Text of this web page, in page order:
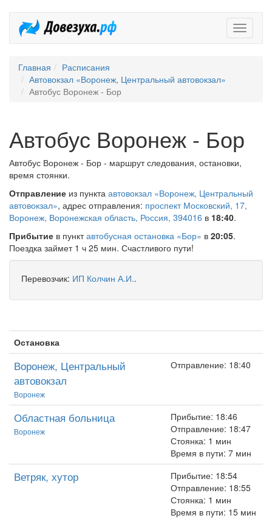
Главная
Расписания
Автовокзал «Воронеж, Центральный автовокзал»
Автобус Воронеж - Бор
Автобус Воронеж - Бор
Автобус Воронеж - Бор - маршрут следования, остановки,
время стоянки.
Отправление из пункта автовокзал «Воронеж, Центральный
автовокзал», адрес отправления: проспект Московский, 17,
Воронеж, Воронежская область, Россия, 394016 в 18:40.
Прибытие в пунктавтобусная остановка «Бор» в 20:05.
Поездка займет 1 ч 25 мин. Счастливого пути!
Перевозчик: ИП Колчин А.И..
Остановка
Воронеж, Центральный
автовокзал
Воронеж
Отправление: 18:40
Областная больница
Воронеж
Прибытие: 18:46
Отправление: 18:47
Стоянка: 1 мин
Время в пути: 7 мин
Ветряк, хутор
Прибытие: 18:54
Отправление: 18:55
Стоянка: 1 мин
Время в пути: 15 мин